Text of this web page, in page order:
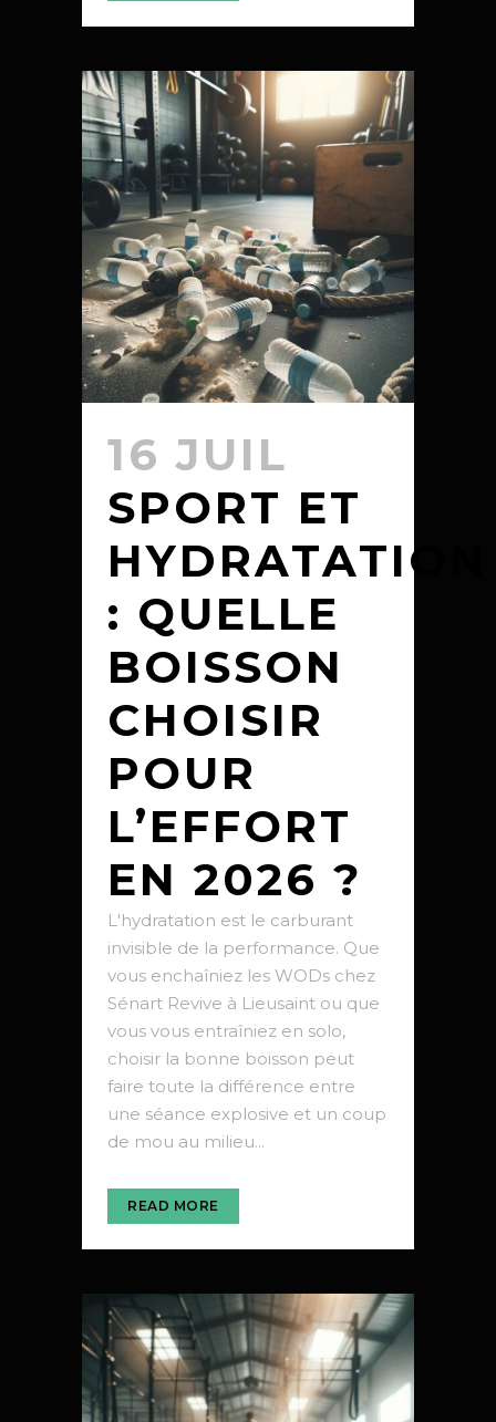
16 JUIL
SPORT ET
HYDRATATION
: QUELLE
BOISSON
CHOISIR
POUR
L’EFFORT
EN 2026 ?
L'hydratation est le carburant
invisible de la performance. Que
vous enchaîniez les WODs chez
Sénart Revive à Lieusaint ou que
vous vous entraîniez en solo,
choisir la bonne boisson peut
faire toute la différence entre
une séance explosive et un coup
de mou au milieu...
READ MORE